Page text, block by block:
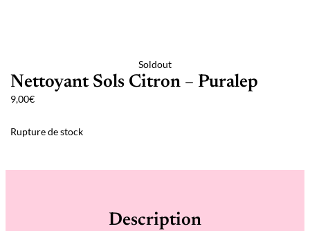
Soldout
Nettoyant Sols Citron – Puralep
9,00€
Rupture de stock
Description